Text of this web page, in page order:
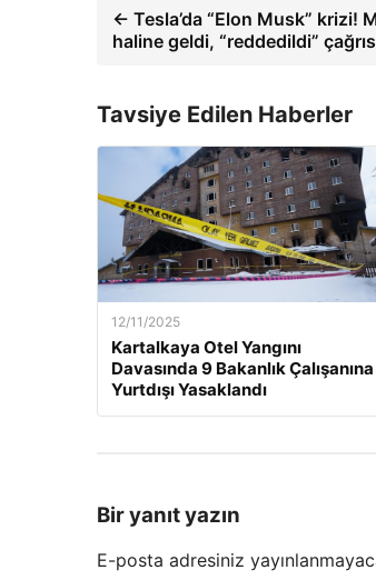
← Tesla’da “Elon Musk” krizi!
haline geldi, “reddedildi”
Tavsiye Edilen Haberler
12/11/2025
Kartalkaya Otel Yangını
Davasında 9 Bakanlık Çalışanına
Yurtdışı Yasaklandı
Bir yanıt yazın
E-posta adresiniz